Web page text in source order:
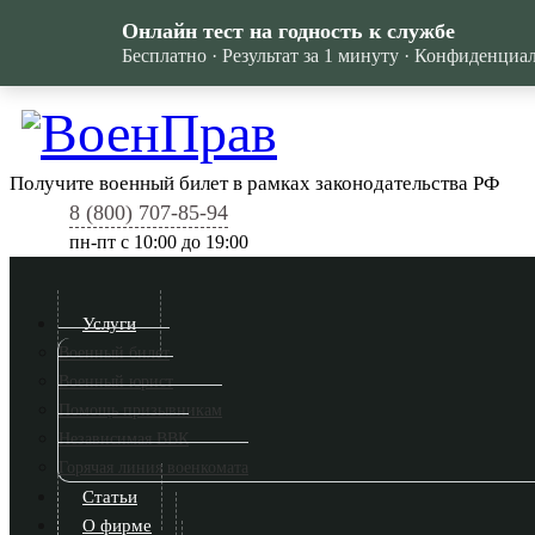
Получите военный билет в рамках законодательства РФ
8 (800) 707-85-94
пн-пт c 10:00 до 19:00
Услуги
Военный билет
Военный юрист
Помощь призывникам
Независимая ВВК
Горячая линия военкомата
Статьи
О фирме
Онлайн тест на годность к службе
Бесплатно · Результат за 1 минуту ·